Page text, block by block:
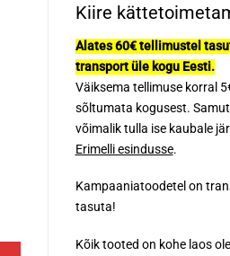
Kiire
Alates 60€ tellimustel
transport üle kogu Eesti.
Väiksema tellimuse korral
sõltumata kogusest.
võimalik tulla ise kaubale
Erimelli esindusse.
Kampaaniatoodetel on
tasuta!
Kõik tooted on kohe laos